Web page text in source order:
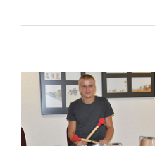
Der Rhythmus zu
dem jeder hin muss